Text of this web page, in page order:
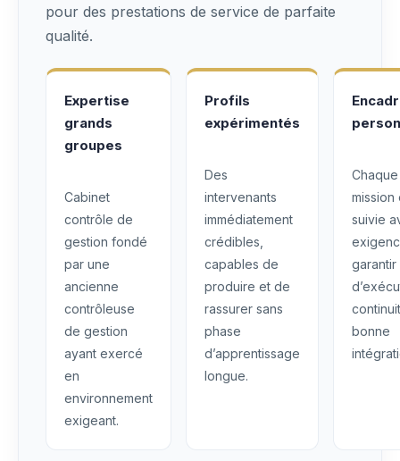
pour des prestations de service de parfaite
qualité.
Expertise
grands
groupes
Cabinet
contrôle de
gestion fondé
par une
ancienne
contrôleuse
de gestion
ayant exercé
en
environnement
exigeant.
Profils
expérimentés
Des
intervenants
immédiatement
crédibles,
capables de
produire et de
rassurer sans
phase
d’apprentissage
longue.
Chaque
mission
suivie
garantir
bonne